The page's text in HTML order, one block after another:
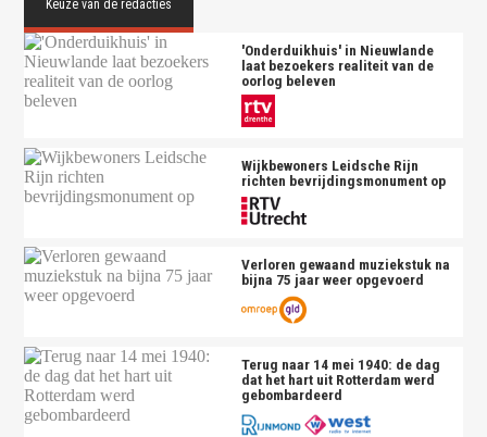
'Onderduikhuis' in Nieuwlande
laat bezoekers realiteit van de
oorlog beleven
Wijkbewoners Leidsche Rijn
richten bevrijdingsmonument op
Verloren gewaand muziekstuk na
bijna 75 jaar weer opgevoerd
Terug naar 14 mei 1940: de dag
dat het hart uit Rotterdam werd
gebombardeerd